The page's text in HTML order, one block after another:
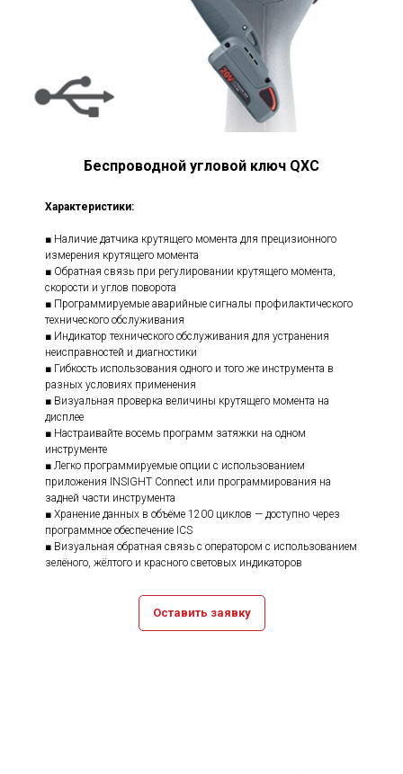
Беспроводной угловой ключ QXC
Характеристики:
■ Наличие датчика крутящего момента для прецизионного
измерения крутящего момента
■ Обратная связь при регулировании крутящего момента,
скорости и углов поворота
■ Программируемые аварийные сигналы профилактического
технического обслуживания
■ Индикатор технического обслуживания для устранения
неисправностей и диагностики
■ Гибкость использования одного и того же инструмента в
разных условиях применения
■ Визуальная проверка величины крутящего момента на
дисплее
■ Настраивайте восемь программ затяжки на одном
инструменте
■ Легко программируемые опции с использованием
приложения INSIGHT Connect или программирования на
задней части инструмента
■ Хранение данных в объёме 1200 циклов — доступно через
программное обеспечение ICS
■ Визуальная обратная связь с оператором с использованием
зелёного, жёлтого и красного световых индикаторов
Оставить заявку